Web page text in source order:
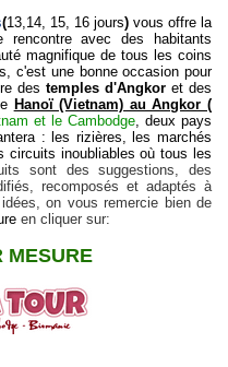
(13,14, 15, 16 jours) vous offre la
avec des habitants
magnifique de tous les coins
c'est une bonne occasion pour
des temples d'Angkor et des
Hanoï (Vietnam) au Angkor (
et le Cambodge , deux pays
: les rizières, les marchés
circuits inoubliables où tous les
sont des suggestions, des
recomposés et adaptés à
on vous remercie bien de
en cliquer sur:
MESURE